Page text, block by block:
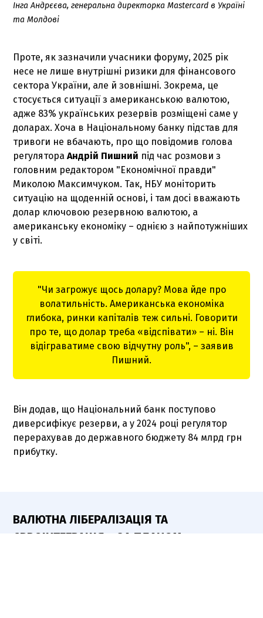
Інга Андрєєва, генеральна директорка Mastercard в Україні
та Молдові
Проте, як зазначили учасники форуму, 2025 рік
несе не лише внутрішні ризики для фінансового
сектора України, але й зовнішні. Зокрема, це
стосується ситуації з американською валютою,
адже 83% українських резервів розміщені саме у
доларах. Хоча в Національному банку підстав для
тривоги не вбачають, про що повідомив голова
регулятораАндрій Пишний під час розмови з
головним редактором "Економічної правди"
Миколою Максимчуком. Так, НБУ моніторить
ситуацію на щоденній основі, і там досі вважають
долар ключовою резервною валютою, а
американську економіку – однією з найпотужніших
у світі.
"Чи загрожує щось долару? Мова йде про
волатильність. Американська економіка
глибока, ринки капіталів теж сильні. Говорити
про те, що долар треба «відспівати» – ні. Він
відіграватиме свою відчутну роль", – заявив
Пишний.
Він додав, що Національний банк поступово
диверсифікує резерви, а у 2024 році регулятор
перерахував до державного бюджету 84 млрд грн
прибутку.
ВАЛЮТНА ЛІБЕРАЛІЗАЦІЯ ТА
ЄВРОІНТЕГРАЦІЯ – ЗА ПЛАНОМ